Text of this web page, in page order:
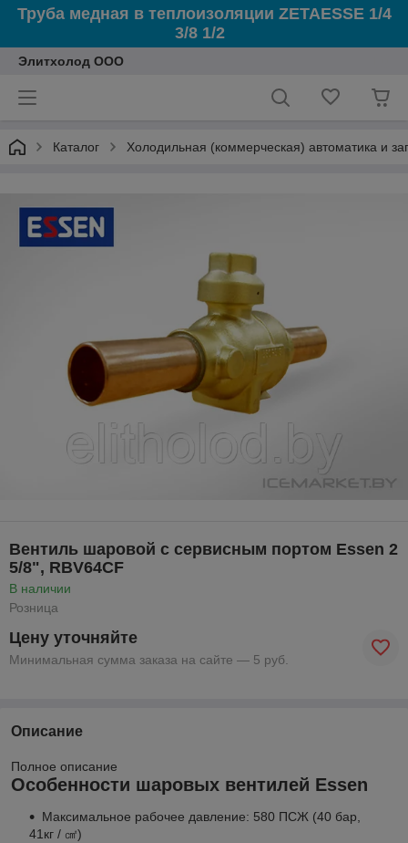
Труба медная в теплоизоляции ZETAESSE 1/4
3/8 1/2
Элитхолод ООО
Каталог Холодильная (коммерческая) автоматика и
Вентиль шаровой с сервисным портом Essen 2
5/8", RBV64СF
В наличии
Розница
Цену уточняйте
Минимальная сумма заказа на сайте — 5 руб.
Описание
Полное описание
Особенности шаровых вентилей Essen
Максимальное рабочее давление: 580 ПСЖ (40 бар,
41кг / ㎠)